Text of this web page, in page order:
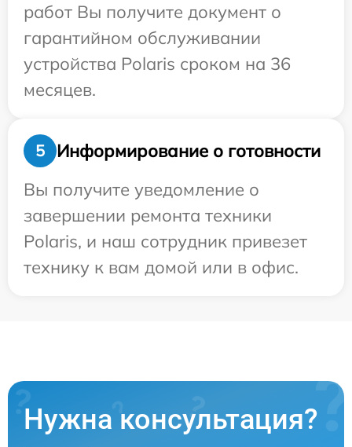
работ Вы получите документ о
гарантийном обслуживании
устройства Polaris сроком на 36
месяцев.
5
Информирование о готовности
Вы получите уведомление о
завершении ремонта техники
Polaris, и наш сотрудник привезет
технику к вам домой или в офис.
Нужна консультация?